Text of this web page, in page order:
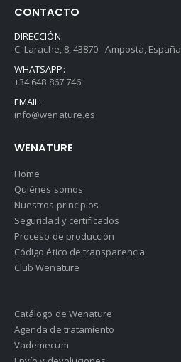
CONTACTO
DIRECCIÓN:
C. Larache, 8, 43870 - Amposta, España
WHATSAPP:
+34 648 867 746
EMAIL:
info@wenature.es
WENATURE
Home
Quiénes somos
Nuestros principios
Seguridad y certificados
Proceso de producción
Código ético de transparencia
Club Wenature
Catálogo de Wenature
Agenda de tratamiento
Vademecum